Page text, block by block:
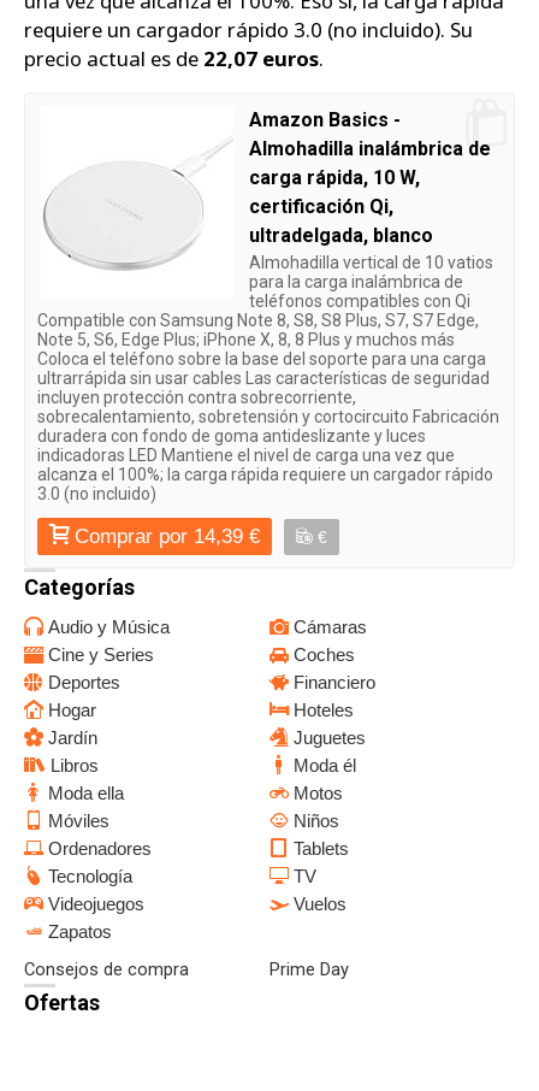
requiere un cargador rápido 3.0 (no incluido). Su
precio actual es de 22,07 euros.
Amazon Basics -
Almohadilla inalámbrica de
carga rápida, 10 W,
certificación Qi,
ultradelgada, blanco
Almohadilla vertical de 10 vatios
para la carga inalámbrica de
teléfonos compatibles con Qi
Compatible con Samsung Note 8, S8, S8 Plus, S7, S7 Edge,
Note 5, S6, Edge Plus; iPhone X, 8, 8 Plus y muchos más
Coloca el teléfono sobre la base del soporte para una carga
ultrarrápida sin usar cables Las características de seguridad
incluyen protección contra sobrecorriente,
sobrecalentamiento, sobretensión y cortocircuito Fabricación
duradera con fondo de goma antideslizante y luces
indicadoras LED Mantiene el nivel de carga una vez que
alcanza el 100%; la carga rápida requiere un cargador rápido
3.0 (no incluido)
Comprar por 14,39 € €
Categorías
Audio y Música
Cámaras
Cine y Series
Coches
Deportes
Financiero
Hogar
Hoteles
Jardín
Juguetes
Libros
Moda él
Moda ella
Motos
Móviles
Niños
Ordenadores
Tablets
Tecnología
TV
Videojuegos
Vuelos
Zapatos
Consejos de compra Prime Day
Ofertas